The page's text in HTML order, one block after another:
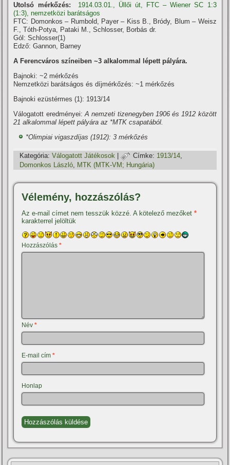
Utolsó mérkőzés:
1914.03.01., Üllői út, FTC – Wiener SC 1:3
(1:3), nemzetközi barátságos
FTC: Domonkos – Rumbold, Payer – Kiss B., Bródy, Blum – Weisz
F., Tóth-Potya, Pataki M., Schlosser, Borbás dr.
Gól: Schlosser(1)
Edző: Gannon, Barney
A Ferencváros szí­neiben ~3 alkalommal lépett pályára.
Bajnoki: ~2 mérkőzés
Nemzetközi barátságos és dí­jmérkőzés: ~1 mérkőzés
Bajnoki ezüstérmes (1): 1913/14
Válogatott eredményei:A nemzeti tizenegyben 1906 és 1912 között
21 alkalommal lépett pályára az *MTK csapatából.
*Olimpiai vigaszdí­jas (1912): 3 mérkőzés
Kategória: Válogatott Játékosok | Címke: 1913/14,
Domonkos László, MTK (MTK-VM; Hungária)
Vélemény, hozzászólás?
Az e-mail címet nem tesszük közzé. A kötelező mezőket*
karakterrel jelöltük
Hozzászólás*
Név*
E-mail cím*
Honlap